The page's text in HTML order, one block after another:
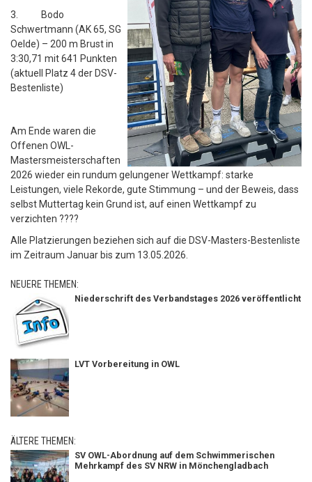
3. Bodo
Schwertmann (AK 65, SG
Oelde) – 200 m Brust in
3:30,71 mit 641 Punkten
(aktuell Platz 4 der DSV-
Bestenliste)
Am Ende waren die
Offenen OWL-
Mastersmeisterschaften
2026 wieder ein rundum gelungener Wettkampf: starke
Leistungen, viele Rekorde, gute Stimmung – und der Beweis, dass
selbst Muttertag kein Grund ist, auf einen Wettkampf zu
verzichten ????
Alle Platzierungen beziehen sich auf die DSV-Masters-Bestenliste
im Zeitraum Januar bis zum 13.05.2026.
NEUERE THEMEN:
Niederschrift des Verbandstages 2026 veröffentlicht
LVT Vorbereitung in OWL
ÄLTERE THEMEN:
SV OWL-Abordnung auf dem Schwimmerischen
Mehrkampf des SV NRW in Mönchengladbach